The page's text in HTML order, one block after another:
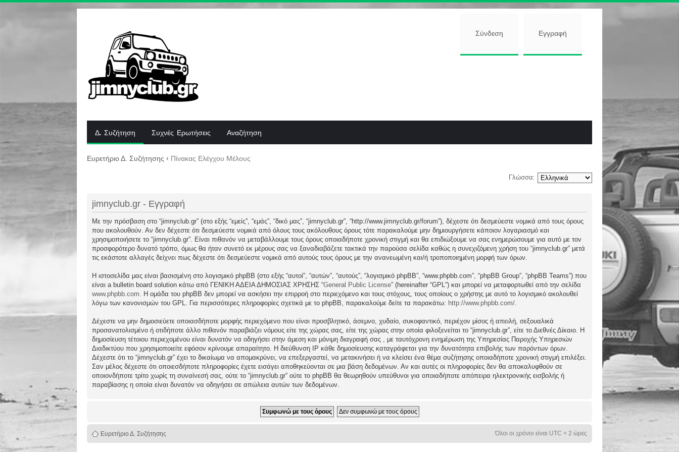
Σύνδεση Εγγραφή
Δ. Συζήτηση Συχνές Ερωτήσεις Αναζήτηση
Ευρετήριο Δ. Συζήτησης ‹ Πίνακας Ελέγχου Μέλους
Γλώσσα:
jimnyclub.gr - Εγγραφή
Με την πρόσβαση στο “jimnyclub.gr” (στο εξής “εμείς”, “εμάς”, “δικό μας”, “jimnyclub.gr”, “http://www.jimnyclub.gr/forum”), δέχεστε ότι δεσμεύεστε νομικά από τους όρους
που ακολουθούν. Αν δεν δέχεστε ότι δεσμεύεστε νομικά από όλους τους ακόλουθους όρους τότε παρακαλούμε μην δημιουργήσετε κάποιον λογαριασμό και
χρησιμοποιήσετε το “jimnyclub.gr”. Είναι πιθανόν να μεταβάλλουμε τους όρους οποιαδήποτε χρονική στιγμή και θα επιδιώξουμε να σας ενημερώσουμε για αυτό με τον
προσφορότερο δυνατό τρόπο, όμως θα ήταν συνετό εκ μέρους σας να ξαναδιαβάζετε τακτικά την παρούσα σελίδα καθώς η συνεχιζόμενη χρήση του “jimnyclub.gr” μετά
τις εκάστοτε αλλαγές δείχνει πως δέχεστε ότι δεσμεύεστε νομικά από αυτούς τους όρους με την ανανεωμένη και/ή τροποποιημένη μορφή των όρων.
Η ιστοσελίδα μας είναι βασισμένη στο λογισμικό phpBB (στο εξής “αυτοί”, “αυτών”, “αυτούς”, “λογισμικό phpBB”, “www.phpbb.com”, “phpBB Group”, “phpBB Teams”) που
είναι a bulletin board solution κάτω από ΓΕΝΙΚΗ ΑΔΕΙΑ ΔΗΜΟΣΙΑΣ ΧΡΗΣΗΣ “General Public License” (hereinafter “GPL”) και μπορεί να μεταφορτωθεί από την σελίδα
www.phpbb.com. Η ομάδα του phpBB δεν μπορεί να ασκήσει την επιρροή στο περιεχόμενο και τους στόχους, τους οποίους ο χρήστης με αυτό το λογισμικό ακολουθεί
λόγω των κανονισμών του GPL. Για περισσότερες πληροφορίες σχετικά με το phpBB, παρακαλούμε δείτε τα παρακάτω: http://www.phpbb.com/.
Δέχεστε να μην δημοσιεύετε οποιασδήποτε μορφής περιεχόμενο που είναι προσβλητικό, άσεμνο, χυδαίο, συκοφαντικό, περιέχον μίσος ή απειλή, σεξουαλικά
προσανατολισμένο ή οτιδήποτε άλλο πιθανόν παραβιάζει νόμους είτε της χώρας σας, είτε της χώρας στην οποία φιλοξενείται το “jimnyclub.gr”, είτε το Διεθνές Δίκαιο. Η
δημοσίευση τέτοιου περιεχομένου είναι δυνατόν να οδηγήσει στην άμεση και μόνιμη διαγραφή σας , με ταυτόχρονη ενημέρωση της Υπηρεσίας Παροχής Υπηρεσιών
Διαδικτύου που χρησιμοποιείτε εφόσον κρίνουμε απαραίτητο. Η διεύθυνση IP κάθε δημοσίευσης καταγράφεται για την δυνατότητα επιβολής των παρόντων όρων.
Δέχεστε ότι το “jimnyclub.gr” έχει το δικαίωμα να απομακρύνει, να επεξεργαστεί, να μετακινήσει ή να κλείσει ένα θέμα συζήτησης οποιαδήποτε χρονική στιγμή επιλέξει.
Σαν μέλος δέχεστε ότι οποιεσδήποτε πληροφορίες έχετε εισάγει αποθηκεύονται σε μια βάση δεδομένων. Αν και αυτές οι πληροφορίες δεν θα αποκαλυφθούν σε
οποιονδήποτε τρίτο χωρίς τη συναίνεσή σας, ούτε το “jimnyclub.gr” ούτε το phpBB θα θεωρηθούν υπεύθυνοι για οποιαδήποτε απόπειρα ηλεκτρονικής εισβολής ή
παραβίασης η οποία είναι δυνατόν να οδηγήσει σε απώλεια αυτών των δεδομένων.
Ευρετήριο Δ. Συζήτησης Όλοι οι χρόνοι είναι UTC + 2 ώρες